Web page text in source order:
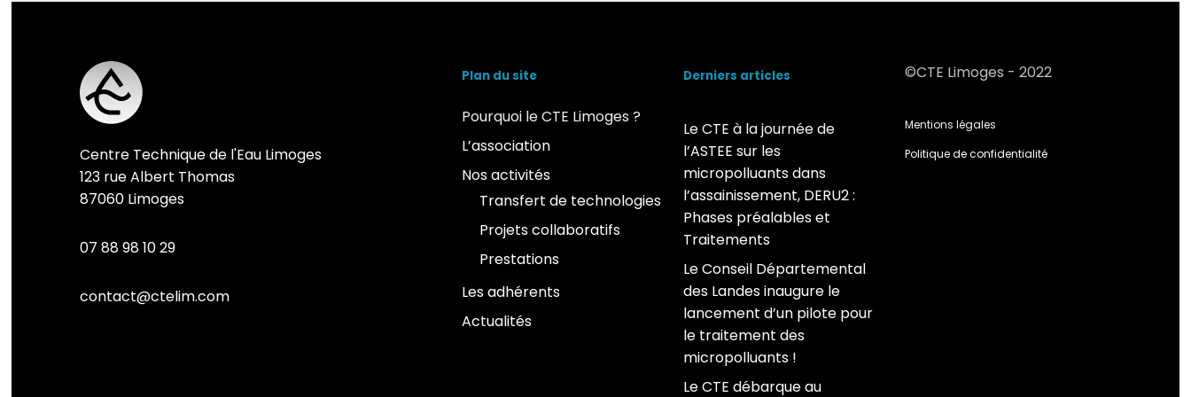
Centre Technique de l'Eau Limoges
123 rue Albert Thomas
87060 Limoges
07 88 98 10 29
contact@ctelim.com
Plan du site
Pourquoi le CTE Limoges ?
L’association
Nos activités
Transfert de technologies
Projets collaboratifs
Prestations
Les adhérents
Actualités
Derniers articles
Le CTE à la journée de
l’ASTEE sur les
micropolluants dans
l’assainissement, DERU2 :
Phases préalables et
Traitements
Le Conseil Départemental
des Landes inaugure le
lancement d’un pilote pour
le traitement des
micropolluants !
Le CTE débarque au
©CTE Limoges - 2022
Mentions légales
Politique de confidentialité